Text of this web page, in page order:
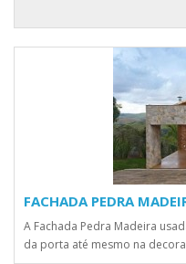
FACHADA PEDRA
A Fachada Pedra Madeira
da porta até mesmo na